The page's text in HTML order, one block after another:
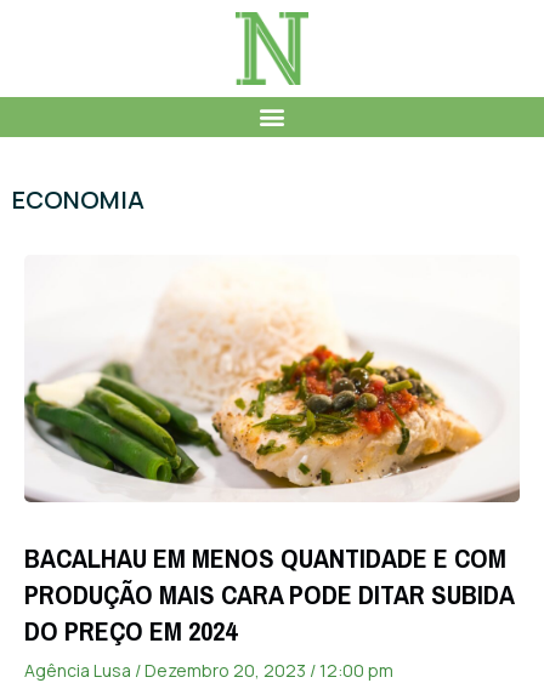
ECONOMIA
BACALHAU EM MENOS QUANTIDADE E COM
PRODUÇÃO MAIS CARA PODE DITAR SUBIDA
DO PREÇO EM 2024
Agência Lusa Dezembro 20, 2023 12:00 pm